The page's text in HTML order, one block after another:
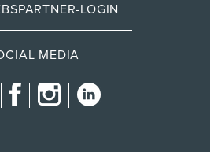
LOGIN
MEDIA